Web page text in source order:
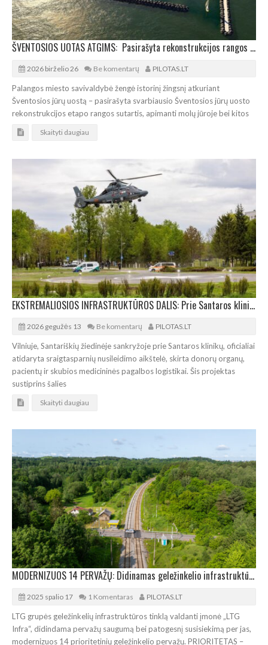
ŠVENTOSIOS UOTAS ATGIMS: Pasirašyta rekonstrukcijos rangos sutartis
2026 birželio 26 Be komentarų PILOTAS.LT
Palangos miesto savivaldybė žengė istorinį žingsnį atkuriant
Šventosios jūrų uostą – pasirašyta svarbiausio Šventosios jūrų uosto
rekonstrukcijos etapo rangos sutartis, apimanti molų jūroje bei kitos
Skaityti daugiau
EKSTREMALIOSIOS INFRASTRUKTŪROS DALIS: Prie Santaros klinikų atidaryta sraigtasparnių aikštelė
2026 gegužės 13 Be komentarų PILOTAS.LT
Vilniuje, Santariškių žiedinėje sankryžoje prie Santaros klinikų, oficialiai
atidaryta sraigtasparnių nusileidimo aikštelė, skirta donorų organų,
pacientų ir skubios medicininės pagalbos logistikai. Šis projektas
sustiprins šalies
Skaityti daugiau
MODERNIZUOS 14 PERVAŽŲ: Didinamas geležinkelio infrastruktūros saugumas
2025 spalio 17 1 Komentaras PILOTAS.LT
LTG grupės geležinkelių infrastruktūros tinklą valdanti įmonė „LTG
Infra“, didindama pervažų saugumą bei patogesnį susisiekimą per jas,
modernizuos 14 prioritetinių geležinkelio pervažų. PRIORITETAS –